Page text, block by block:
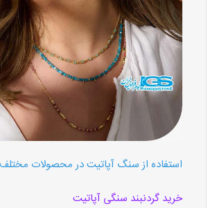
استفاده از سنگ آپاتیت در محصولات مختلف
خرید گردنبند سنگی آپاتیت